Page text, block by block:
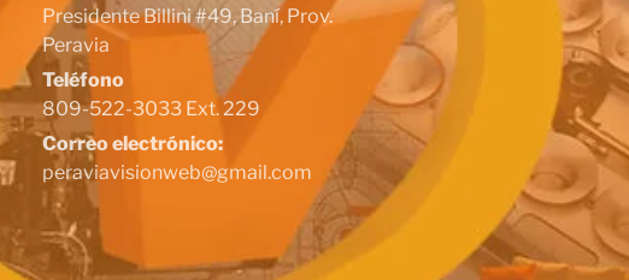
Presidente Billini #49, Baní, Prov.
Peravia
Teléfono
809-522-3033 Ext. 229
Correo electrónico:
peraviavisionweb@gmail.com